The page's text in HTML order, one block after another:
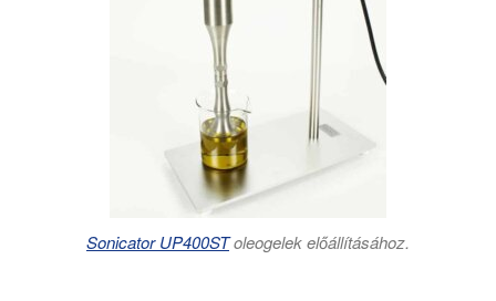
Sonicator UP400SToleogelek előállításához.